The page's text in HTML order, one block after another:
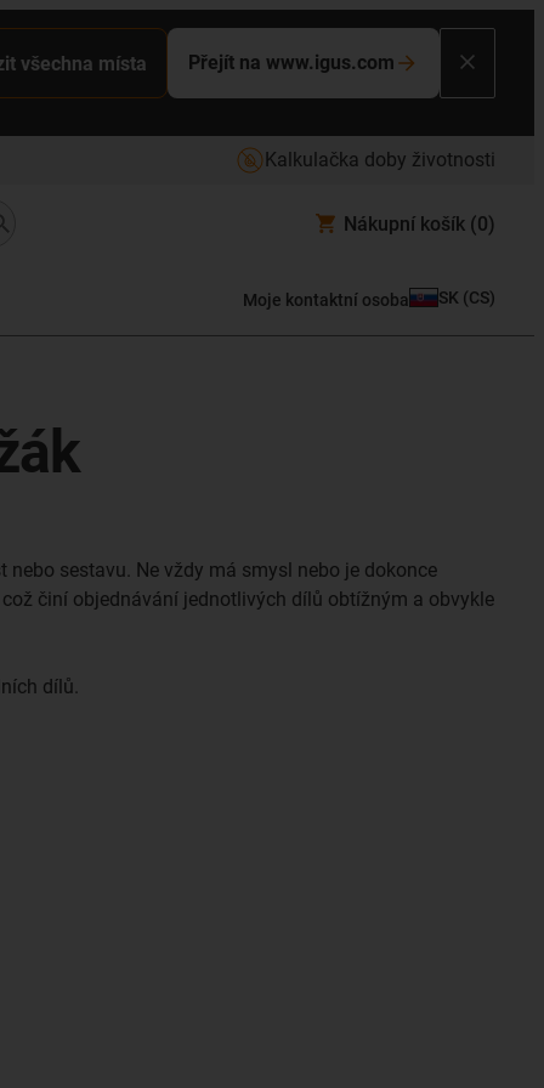
všechna místa Přejít na www.igus.com
Kalkulačka doby životnosti
Nákupní košík (0)
Moje kontaktní osoba SK (CS)
sestavu. Ne vždy má smysl nebo je dokonce
činí objednávání jednotlivých dílů obtížným a obvykle
dílů.